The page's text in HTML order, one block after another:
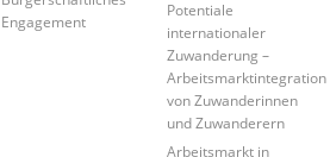
Engagement
Potentiale
internationaler
Zuwanderung –
Arbeitsmarktintegration
von Zuwanderinnen
und Zuwanderern
Arbeitsmarkt in